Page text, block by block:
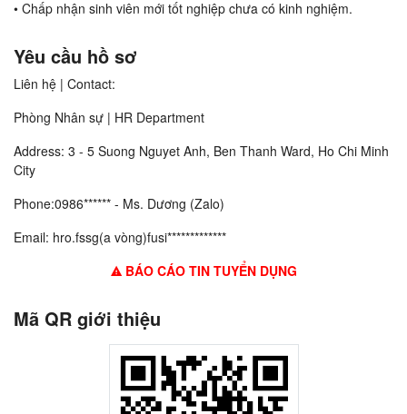
• Chấp nhận sinh viên mới tốt nghiệp chưa có kinh nghiệm.
Yêu cầu hồ sơ
Liên hệ | Contact:
Phòng Nhân sự | HR Department
Address: 3 - 5 Suong Nguyet Anh, Ben Thanh Ward, Ho Chi Minh
City
Phone:0986****** - Ms. Dương (Zalo)
Email: hro.fssg(a vòng)fusi*************
BÁO CÁO TIN TUYỂN DỤNG
Mã QR giới thiệu